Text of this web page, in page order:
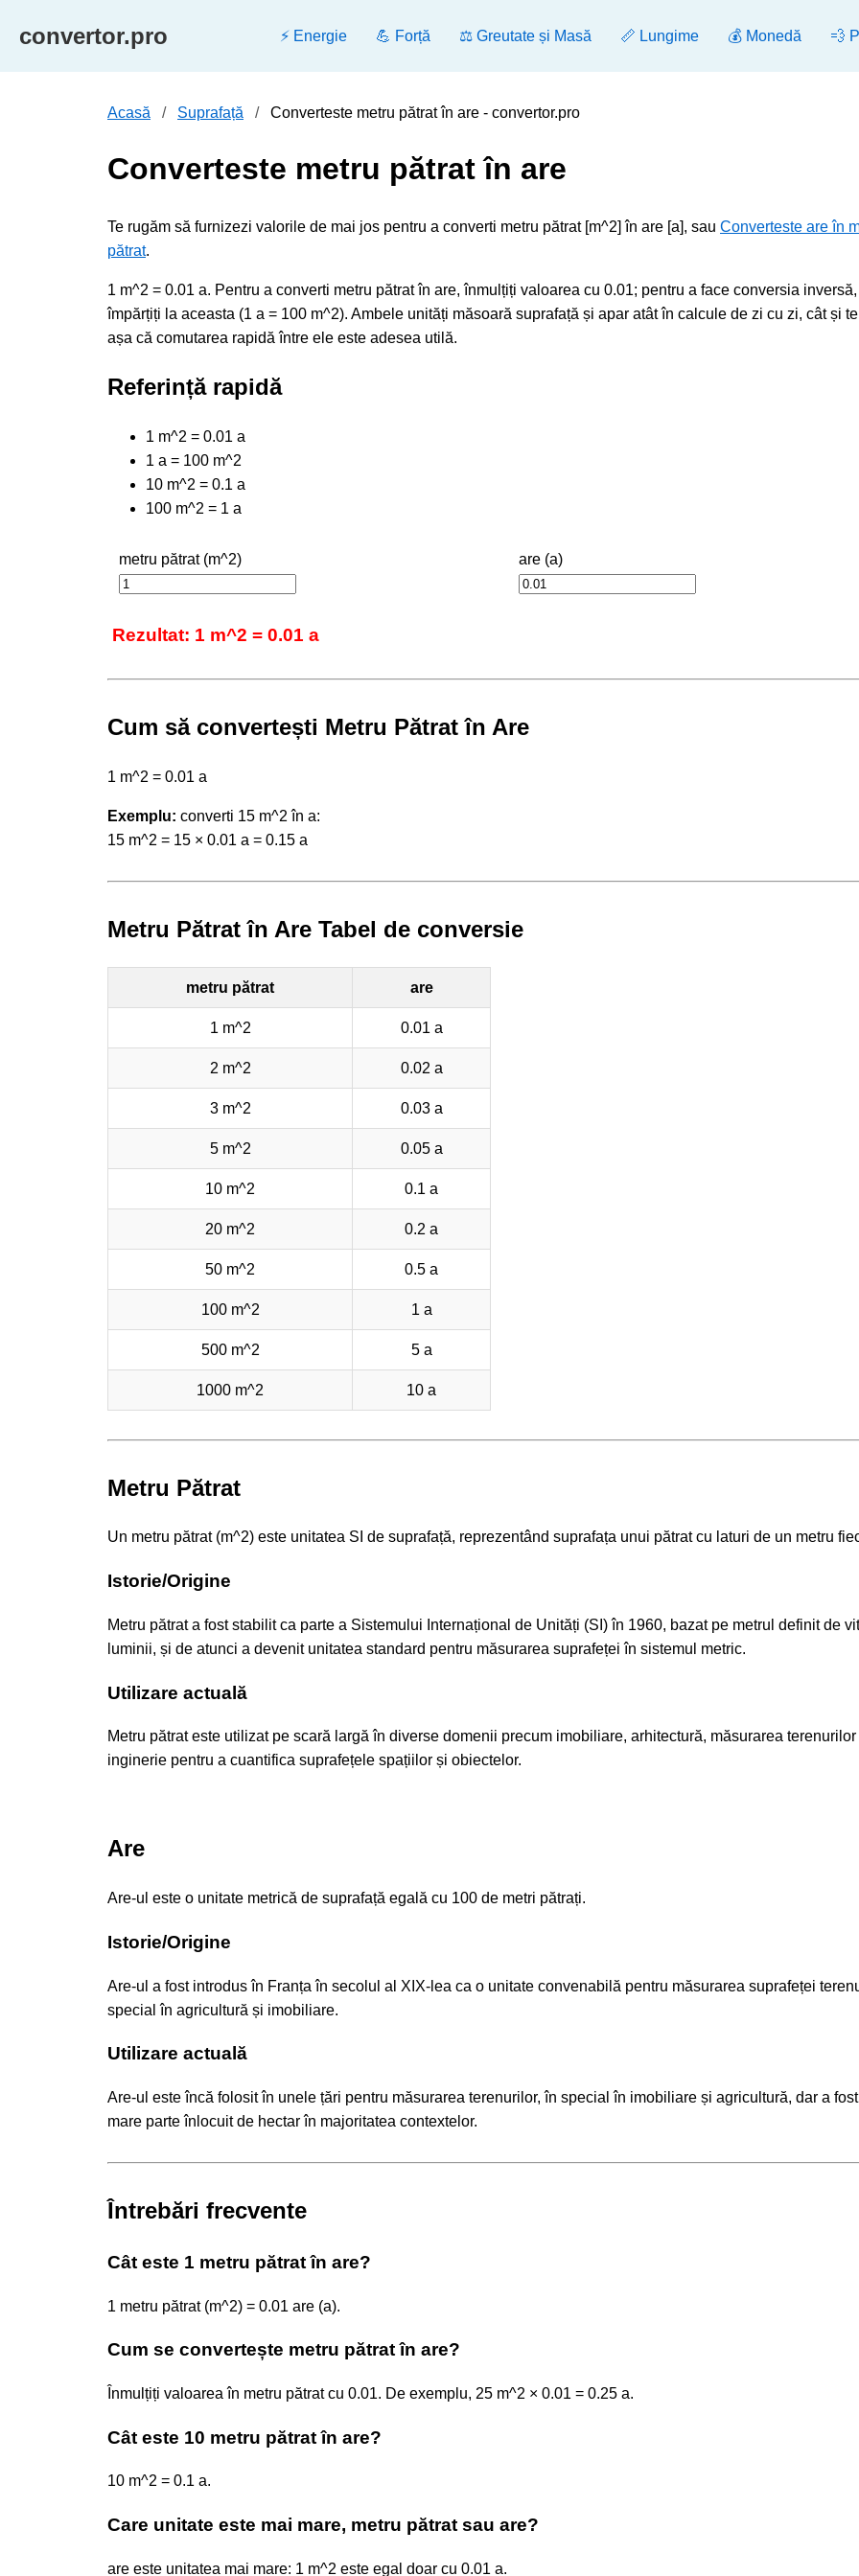
convertor.pro ⚡ Energie 💪 Forță ⚖️ Greutate și Masă 📏 Lungime 💰 Monedă 💨
Acasă Suprafață Converteste metru pătrat în are - convertor.pro
Converteste metru pătrat în are
Te rugăm să furnizezi valorile de mai jos pentru a converti metru pătrat [m^2] în are [a], sau Converteste are în
pătrat.
1 m^2 = 0.01 a. Pentru a converti metru pătrat în are, înmulțiți valoarea cu 0.01; pentru a face conversia inversă,
împărțiți la aceasta (1 a = 100 m^2). Ambele unități măsoară suprafață și apar atât în calcule de zi cu zi, cât și
așa că comutarea rapidă între ele este adesea utilă.
Referință rapidă
1 m^2 = 0.01 a
1 a = 100 m^2
10 m^2 = 0.1 a
100 m^2 = 1 a
metru pătrat (m^2) are (a)
Rezultat: 1 m^2 = 0.01 a
Cum să convertești Metru Pătrat în Are
1 m^2 = 0.01 a
Exemplu: converti 15 m^2 în a:
15 m^2 = 15 × 0.01 a = 0.15 a
Metru Pătrat în Are Tabel de conversie
metru pătrat are
1 m^2 0.01 a
2 m^2 0.02 a
3 m^2 0.03 a
5 m^2 0.05 a
10 m^2 0.1 a
20 m^2 0.2 a
50 m^2 0.5 a
100 m^2 1 a
500 m^2 5 a
1000 m^2 10 a
Metru Pătrat
Un metru pătrat (m^2) este unitatea SI de suprafață, reprezentând suprafața unui pătrat cu laturi de un metru
Istorie/Origine
Metru pătrat a fost stabilit ca parte a Sistemului Internațional de Unități (SI) în 1960, bazat pe metrul definit de
luminii, și de atunci a devenit unitatea standard pentru măsurarea suprafeței în sistemul metric.
Utilizare actuală
Metru pătrat este utilizat pe scară largă în diverse domenii precum imobiliare, arhitectură, măsurarea terenurilor
inginerie pentru a cuantifica suprafețele spațiilor și obiectelor.
Are
Are-ul este o unitate metrică de suprafață egală cu 100 de metri pătrați.
Istorie/Origine
Are-ul a fost introdus în Franța în secolul al XIX-lea ca o unitate convenabilă pentru măsurarea suprafeței
special în agricultură și imobiliare.
Utilizare actuală
Are-ul este încă folosit în unele țări pentru măsurarea terenurilor, în special în imobiliare și agricultură, dar a
mare parte înlocuit de hectar în majoritatea contextelor.
Întrebări frecvente
Cât este 1 metru pătrat în are?
1 metru pătrat (m^2) = 0.01 are (a).
Cum se convertește metru pătrat în are?
Înmulțiți valoarea în metru pătrat cu 0.01. De exemplu, 25 m^2 × 0.01 = 0.25 a.
Cât este 10 metru pătrat în are?
10 m^2 = 0.1 a.
Care unitate este mai mare, metru pătrat sau are?
are este unitatea mai mare: 1 m^2 este egal doar cu 0.01 a.